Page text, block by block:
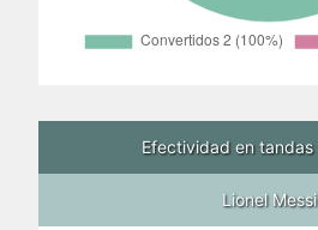
Efectividad en
Lionel Messi